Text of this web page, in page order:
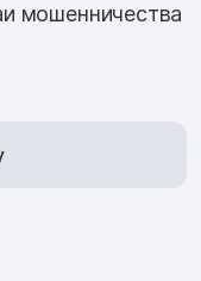
мошенничества